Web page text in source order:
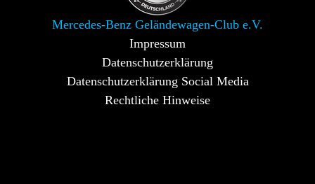
Mercedes-Benz Geländewagen-Club e.V.
Impressum
Datenschutzerklärung
Datenschutzerklärung Social Media
Rechtliche Hinweise